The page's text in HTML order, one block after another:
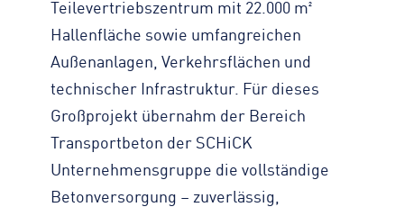
Teilevertriebszentrum mit 22.000 m²
Hallenfläche sowie umfangreichen
Außenanlagen, Verkehrsflächen und
technischer Infrastruktur. Für dieses
Großprojekt übernahm der Bereich
Transportbeton der SCHiCK
Unternehmensgruppe die vollständige
Betonversorgung – zuverlässig,